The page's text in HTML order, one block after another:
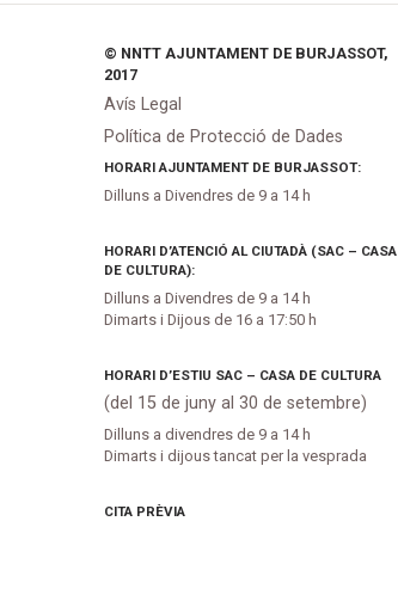
© NNTT AJUNTAMENT DE BURJASSOT,
2017
Avís Legal
Política de Protecció de Dades
HORARI AJUNTAMENT DE BURJASSOT:
Dilluns a Divendres de 9 a 14 h
HORARI D’ATENCIÓ AL CIUTADÀ (SAC – CASA
DE CULTURA):
Dilluns a Divendres de 9 a 14 h
Dimarts i Dijous de 16 a 17:50 h
HORARI D’ESTIU SAC – CASA DE CULTURA
(del 15 de juny al 30 de setembre)
Dilluns a divendres de 9 a 14 h
Dimarts i dijous tancat per la vesprada
CITA PRÈVIA